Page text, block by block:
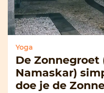
Yoga
De Zonnegroet
Namaskar)
doe je de